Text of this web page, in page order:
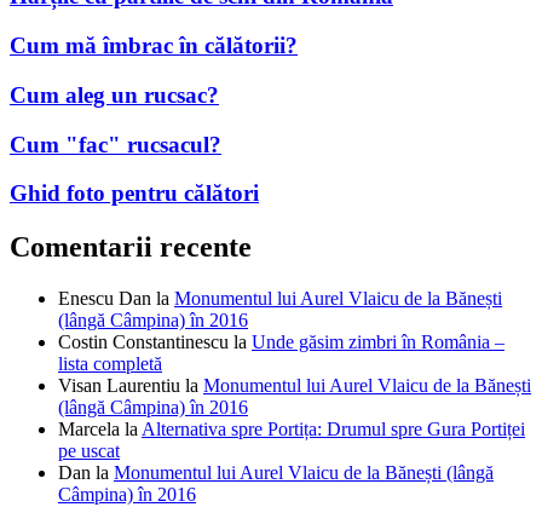
Hărțile cu pârtiile de schi din România
Enescu DanlaMonumentul lui Aurel Vlaicu de la Bănești
(lângă Câmpina) în 2016
Costin Constantinescu
lista completă
Visan Laurentiula Monumentul lui Aurel Vlaicu de la Bănești
(lângă Câmpina) în 2016
Marcela
pe uscat
DanlaMonumentul lui Aurel Vlaicu de la Bănești (lângă